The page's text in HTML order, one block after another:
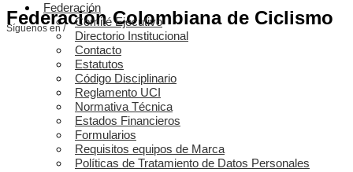
Federación Colombiana de Ciclismo
Síguenos en /
Federación
Comité Ejecutivo
Directorio Institucional
Contacto
Estatutos
Código Disciplinario
Reglamento UCI
Normativa Técnica
Estados Financieros
Formularios
Requisitos equipos de Marca
Políticas de Tratamiento de Datos Personales